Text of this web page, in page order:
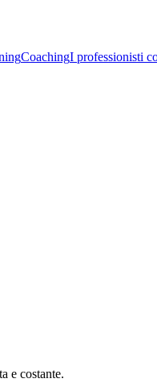
CoachingI professionisti
e costante.